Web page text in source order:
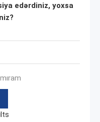
edərdiniz, yoxsa